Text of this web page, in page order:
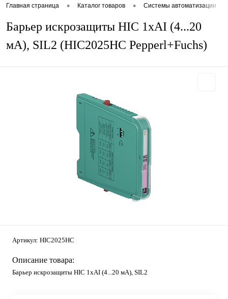
Главная страница • Каталог товаров • Системы автоматизации
Барьер искрозащиты HIC 1хAI (4...20
мА), SIL2 (HIC2025HC Pepperl+Fuchs)
Артикул: HIC2025HC
Описание товара:
Барьер искрозащиты HIC 1хAI (4...20 мА), SIL2